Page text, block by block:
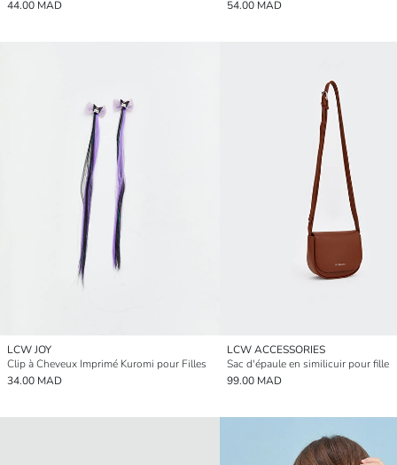
44.00 MAD 54.00 MAD
LCW JOY
Clip à Cheveux Imprimé Kuromi pour Filles
34.00 MAD
LCW ACCESSORIES
Sac d'épaule en similicuir pour fille
99.00 MAD